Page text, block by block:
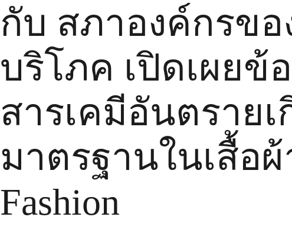
กับ สภาองค์กรขอ
บริโภค เปิดเผยข้
สารเคมีอันตราย
มาตรฐานในเสื้อผ้
Fashion